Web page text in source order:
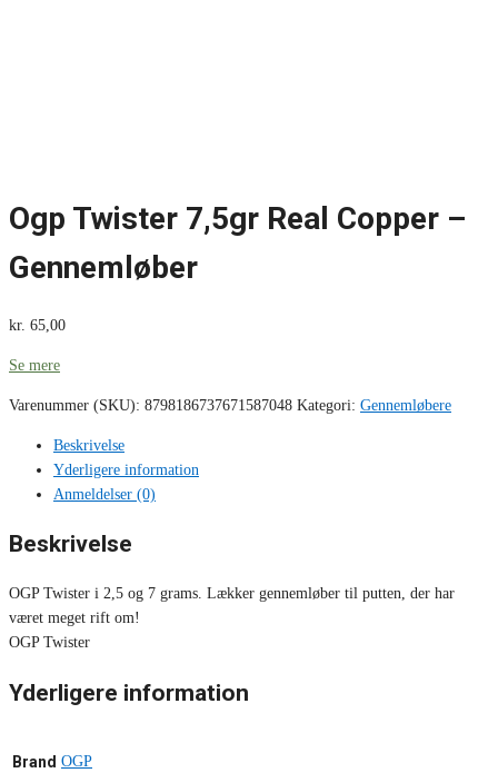
Ogp Twister 7,5gr Real Copper –
Gennemløber
kr. 65,00
Se mere
Varenummer (SKU): 8798186737671587048 Kategori: Gennemløbere
Beskrivelse
Yderligere information
Anmeldelser (0)
Beskrivelse
OGP Twister i 2,5 og 7 grams. Lækker gennemløber til putten, der har
været meget rift om!
OGP Twister
Yderligere information
Brand OGP